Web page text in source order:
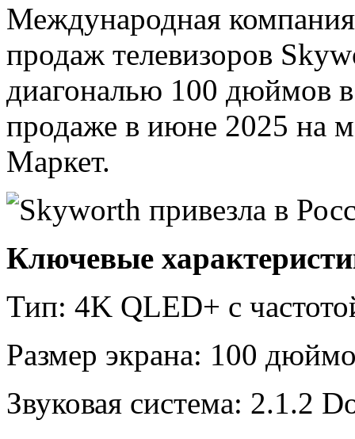
Международная
продаж телевизоров
диагональю 100 дюймов
продаже в июне 2025 на
Маркет.
Ключевые
Тип: 4K QLED+ с
Размер экрана: 100
Звуковая система: 2.1.2